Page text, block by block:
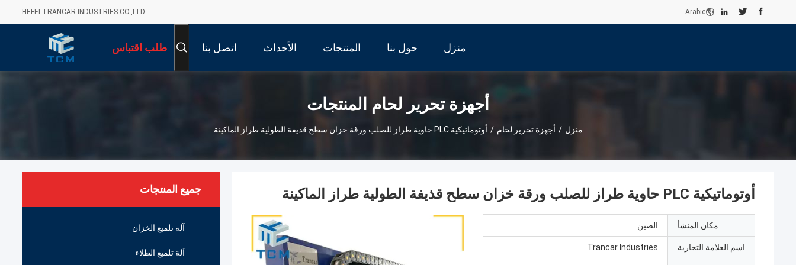
HEFEI TRANCAR INDUSTRIES CO.,LTD Arabic
منزل حول بنا المنتجات الأحداث اتصل بنا طلب اقتباس
أجهزة تحرير لحام المنتجات
منزل / أجهزة تحرير لحام / أوتوماتيكية PLC حاوية طراز للصلب ورقة خزان سطح قذيفة الطولية طراز الماكينة
جميع المنتجات
آلة تلميع الخزان
آلة تلميع الطلاء
أوتوماتيكية PLC حاوية طراز للصلب ورقة خزان سطح قذيفة الطولية طراز الماكينة
مكان المنشأ الصين
اسم العلامة التجارية Trancar Industries